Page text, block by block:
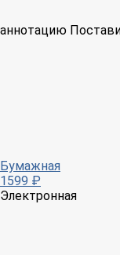
аннотацию
Бумажная
1599 ₽
Электронная